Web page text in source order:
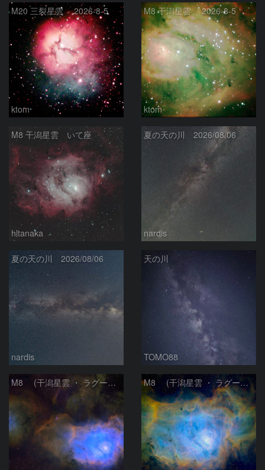
M20 三裂星雲 2026-8-5
ktom
M8 干潟星雲 2026-8-5
ktom
M8 干潟星雲 いて座
hltanaka
夏の天の川 2026/08/06
nardis
夏の天の川 2026/08/06
nardis
天の川
TOMO88
M8 (干潟星雲 ・ ラグーン（Lagoon）星雲) M8 (干潟星雲 ・ ラグーン（Lagoon）星雲)